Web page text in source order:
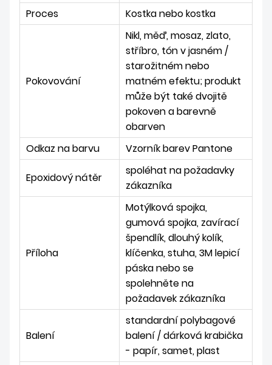
Proces
Kostka nebo kostka
Pokovování
Nikl, měď, mosaz, zlato,
stříbro, tón v jasném /
starožitném nebo
matném efektu; produkt
může být také dvojitě
pokoven a barevně
obarven
Odkaz na barvu
Vzorník barev Pantone
Epoxidový nátěr
spoléhat na požadavky
zákazníka
Příloha
Motýlková spojka,
gumová spojka, zavírací
špendlík, dlouhý kolík,
klíčenka, stuha, 3M lepicí
páska nebo se
spolehněte na
požadavek zákazníka
Balení
standardní polybagové
balení / dárková krabička
- papír, samet, plast